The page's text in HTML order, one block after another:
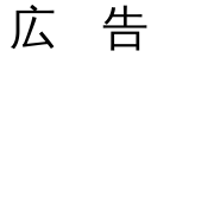
広 告